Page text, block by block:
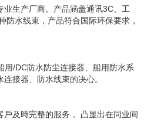
生产厂商。产品涵盖通讯3C、工
水线束，产品符合国际环保要求，
/DC防水防尘连接器、船用防水系
接器、防水线束的决心。
及時完整的服务， 凸显出在同业间